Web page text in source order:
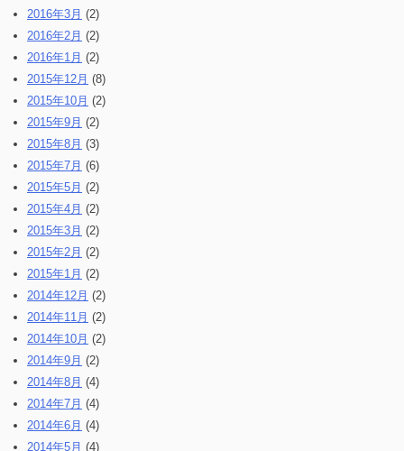
2016年3月 (2)
2016年2月 (2)
2016年1月 (2)
2015年12月 (8)
2015年10月 (2)
2015年9月 (2)
2015年8月 (3)
2015年7月 (6)
2015年5月 (2)
2015年4月 (2)
2015年3月 (2)
2015年2月 (2)
2015年1月 (2)
2014年12月 (2)
2014年11月 (2)
2014年10月 (2)
2014年9月 (2)
2014年8月 (4)
2014年7月 (4)
2014年6月 (4)
2014年5月 (4)